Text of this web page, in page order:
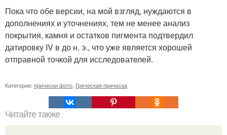
Пока что обе версии, на мой взгляд, нуждаются в
дополнениях и уточнениях, тем не менее анализ
покрытия, камня и остатков пигмента подтвердил
датировку IV в до н. э., что уже является хорошей
отправной точкой для исследователей.
Категории: прически фото Греческая прическа
Читайте также